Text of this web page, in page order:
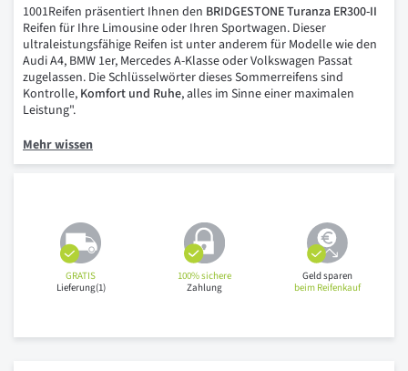
1001Reifen präsentiert Ihnen den BRIDGESTONE Turanza ER300-II
Reifen für Ihre Limousine oder Ihren Sportwagen. Dieser
ultraleistungsfähige Reifen ist unter anderem für Modelle wie den
Audi A4, BMW 1er, Mercedes A-Klasse oder Volkswagen Passat
zugelassen. Die Schlüsselwörter dieses Sommerreifens sind
Kontrolle, Komfort und Ruhe, alles im Sinne einer maximalen
Leistung".
Mehr wissen
GRATIS
Lieferung(1)
100% sichere
Zahlung
Geld sparen
beim Reifenkauf